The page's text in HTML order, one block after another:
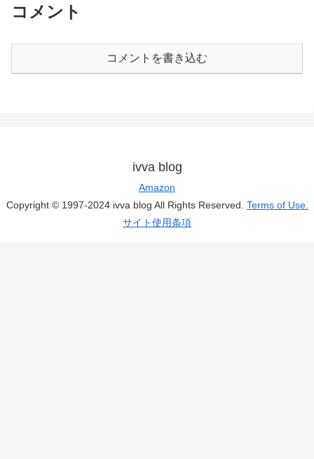
コメント
コメントを書き込む
ivva blog
Amazon
Copyright © 1997-2024 ivva blog All Rights Reserved. Terms of Use.
サイト使用条項